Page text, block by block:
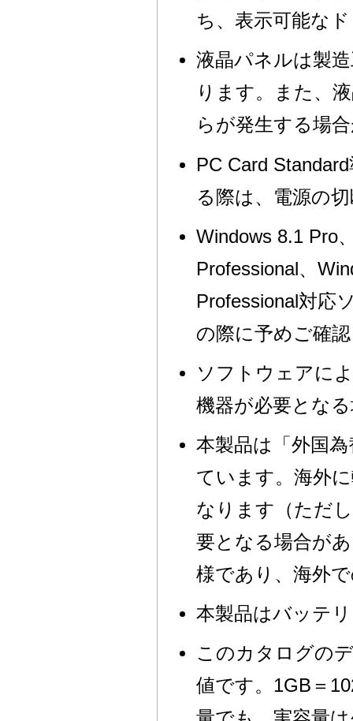
ち、表示可能な
液晶パネルは製
ります。また、
らが発生する場
PC Card
る際は、電源の
Windows 8.1 Pro
Professional、
Professional対応
の際に予めご確
ソフトウェアに
機器が必要とな
本製品は「外国
ています。海外
なります（ただ
要となる場合が
様であり、海外
本製品はバッテ
このカタログの
値です。1GB＝